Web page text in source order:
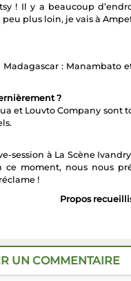
! Il y a beaucoup
plus loin, je vais à
: Manambato
?
et Louvto Company sont
session à La Scène
moment, nous nous
!
Propos
UN COMMENTAIRE